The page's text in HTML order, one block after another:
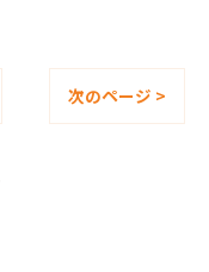
次のページ >